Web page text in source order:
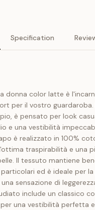
Specification
donna color latte è
per il vostro guardaroba.
è pensato per look
e una vestibilità
è realizzato in 100%
traspirabilità e una
Il tessuto mantiene
ed è ideale per
sensazione di
include un classico
una vestibilità perfetta